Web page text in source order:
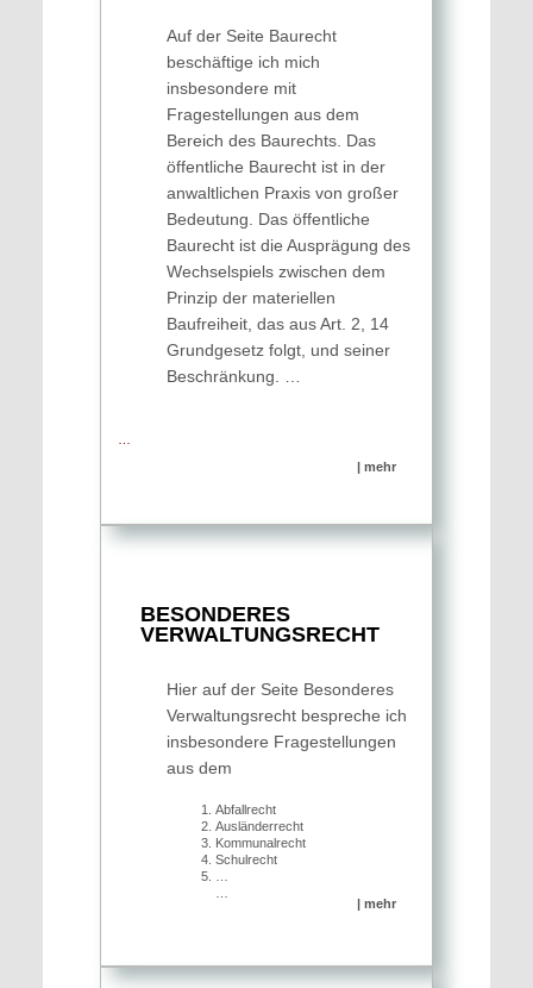
Auf der Seite Baurecht
beschäftige ich mich
insbesondere mit
Fragestellungen aus dem
Bereich des Baurechts. Das
öffentliche Baurecht ist in der
anwaltlichen Praxis von großer
Bedeutung. Das öffentliche
Baurecht ist die Ausprägung des
Wechselspiels zwischen dem
Prinzip der materiellen
Baufreiheit, das aus Art. 2, 14
Grundgesetz folgt, und seiner
Beschränkung. …
| mehr
BESONDERES
VERWALTUNGS­RECHT
Hier auf der Seite Besonderes
Verwaltungsrecht bespreche ich
insbesondere Fragestellungen
aus dem
Abfall­recht
Auslän­derrecht
Kommu­nal­recht
Schul­recht
| mehr